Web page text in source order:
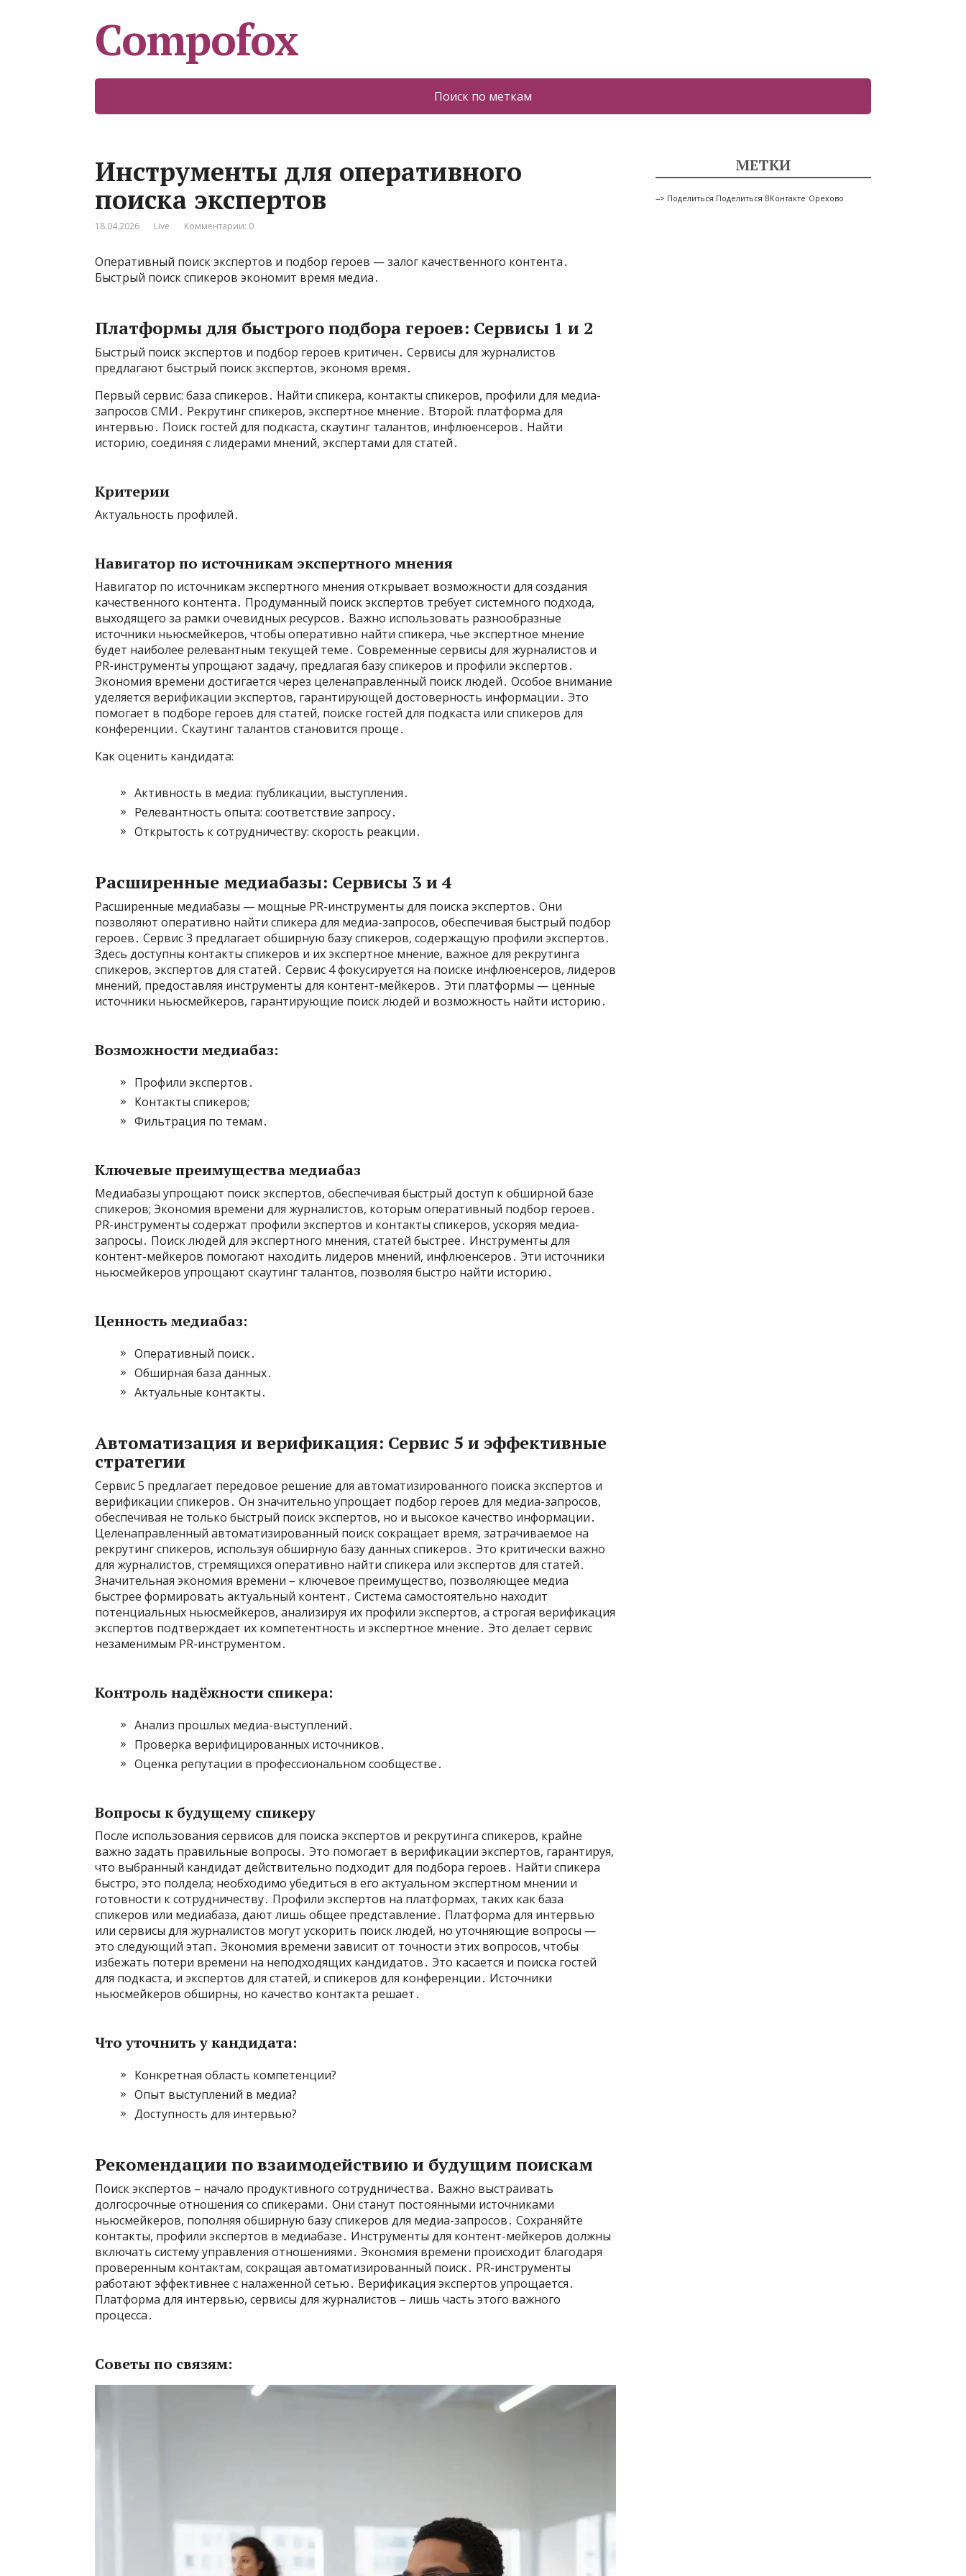
Compofox
Поиск по меткам
Инструменты для оперативного
поиска экспертов
18.04.2026 Live Комментарии: 0
Оперативный поиск экспертов и подбор героев — залог качественного контента․
Быстрый поиск спикеров экономит время медиа․
Платформы для быстрого подбора героев: Сервисы 1 и 2
Быстрый поиск экспертов и подбор героев критичен․ Сервисы для журналистов
предлагают быстрый поиск экспертов, экономя время․
Первый сервис: база спикеров․ Найти спикера, контакты спикеров, профили для медиа-
запросов СМИ․ Рекрутинг спикеров, экспертное мнение․ Второй: платформа для
интервью․ Поиск гостей для подкаста, скаутинг талантов, инфлюенсеров․ Найти
историю, соединяя с лидерами мнений, экспертами для статей․
Критерии
Актуальность профилей․
Навигатор по источникам экспертного мнения
Навигатор по источникам экспертного мнения открывает возможности для создания
качественного контента․ Продуманный поиск экспертов требует системного подхода,
выходящего за рамки очевидных ресурсов․ Важно использовать разнообразные
источники ньюсмейкеров, чтобы оперативно найти спикера, чье экспертное мнение
будет наиболее релевантным текущей теме․ Современные сервисы для журналистов и
PR-инструменты упрощают задачу, предлагая базу спикеров и профили экспертов․
Экономия времени достигается через целенаправленный поиск людей․ Особое внимание
уделяется верификации экспертов, гарантирующей достоверность информации․ Это
помогает в подборе героев для статей, поиске гостей для подкаста или спикеров для
конференции․ Скаутинг талантов становится проще․
Как оценить кандидата:
Активность в медиа: публикации, выступления․
Релевантность опыта: соответствие запросу․
Открытость к сотрудничеству: скорость реакции․
Расширенные медиабазы: Сервисы 3 и 4
Расширенные медиабазы — мощные PR-инструменты для поиска экспертов․ Они
позволяют оперативно найти спикера для медиа-запросов, обеспечивая быстрый подбор
героев․ Сервис 3 предлагает обширную базу спикеров, содержащую профили экспертов․
Здесь доступны контакты спикеров и их экспертное мнение, важное для рекрутинга
спикеров, экспертов для статей․ Сервис 4 фокусируется на поиске инфлюенсеров, лидеров
мнений, предоставляя инструменты для контент-мейкеров․ Эти платформы — ценные
источники ньюсмейкеров, гарантирующие поиск людей и возможность найти историю․
Возможности медиабаз:
Профили экспертов․
Контакты спикеров;
Фильтрация по темам․
Ключевые преимущества медиабаз
Медиабазы упрощают поиск экспертов, обеспечивая быстрый доступ к обширной базе
спикеров; Экономия времени для журналистов, которым оперативный подбор героев․
PR-инструменты содержат профили экспертов и контакты спикеров, ускоряя медиа-
запросы․ Поиск людей для экспертного мнения, статей быстрее․ Инструменты для
контент-мейкеров помогают находить лидеров мнений, инфлюенсеров․ Эти источники
ньюсмейкеров упрощают скаутинг талантов, позволяя быстро найти историю․
Ценность медиабаз:
Оперативный поиск․
Обширная база данных․
Актуальные контакты․
Автоматизация и верификация: Сервис 5 и эффективные
стратегии
Сервис 5 предлагает передовое решение для автоматизированного поиска экспертов и
верификации спикеров․ Он значительно упрощает подбор героев для медиа-запросов,
обеспечивая не только быстрый поиск экспертов, но и высокое качество информации․
Целенаправленный автоматизированный поиск сокращает время, затрачиваемое на
рекрутинг спикеров, используя обширную базу данных спикеров․ Это критически важно
для журналистов, стремящихся оперативно найти спикера или экспертов для статей․
Значительная экономия времени – ключевое преимущество, позволяющее медиа
быстрее формировать актуальный контент․ Система самостоятельно находит
потенциальных ньюсмейкеров, анализируя их профили экспертов, а строгая верификация
экспертов подтверждает их компетентность и экспертное мнение․ Это делает сервис
незаменимым PR-инструментом․
Контроль надёжности спикера:
Анализ прошлых медиа-выступлений․
Проверка верифицированных источников․
Оценка репутации в профессиональном сообществе․
Вопросы к будущему спикеру
После использования сервисов для поиска экспертов и рекрутинга спикеров, крайне
важно задать правильные вопросы․ Это помогает в верификации экспертов, гарантируя,
что выбранный кандидат действительно подходит для подбора героев․ Найти спикера
быстро, это полдела; необходимо убедиться в его актуальном экспертном мнении и
готовности к сотрудничеству․ Профили экспертов на платформах, таких как база
спикеров или медиабаза, дают лишь общее представление․ Платформа для интервью
или сервисы для журналистов могут ускорить поиск людей, но уточняющие вопросы —
это следующий этап․ Экономия времени зависит от точности этих вопросов, чтобы
избежать потери времени на неподходящих кандидатов․ Это касается и поиска гостей
для подкаста, и экспертов для статей, и спикеров для конференции․ Источники
ньюсмейкеров обширны, но качество контакта решает․
Что уточнить у кандидата:
Конкретная область компетенции?
Опыт выступлений в медиа?
Доступность для интервью?
Рекомендации по взаимодействию и будущим поискам
Поиск экспертов – начало продуктивного сотрудничества․ Важно выстраивать
долгосрочные отношения со спикерами․ Они станут постоянными источниками
ньюсмейкеров, пополняя обширную базу спикеров для медиа-запросов․ Сохраняйте
контакты, профили экспертов в медиабазе․ Инструменты для контент-мейкеров должны
включать систему управления отношениями․ Экономия времени происходит благодаря
проверенным контактам, сокращая автоматизированный поиск․ PR-инструменты
работают эффективнее с налаженной сетью․ Верификация экспертов упрощается․
Платформа для интервью, сервисы для журналистов – лишь часть этого важного
процесса․
Советы по связям:
МЕТКИ
--> Поделиться Поделиться ВКонтакте Орехово